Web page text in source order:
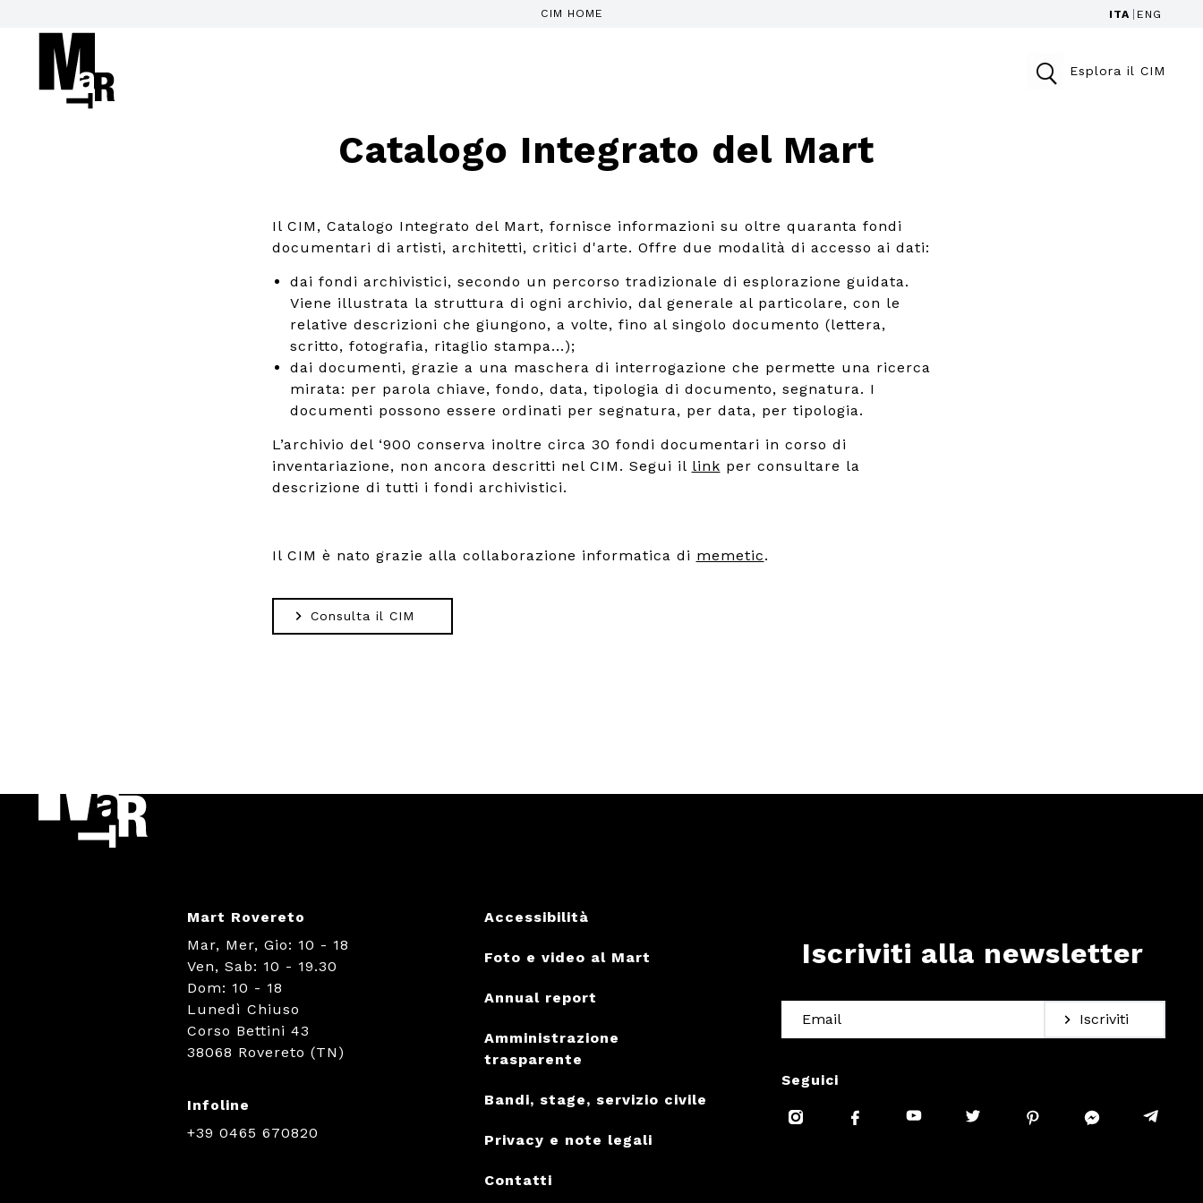
CIM HOME ITA ENG
Esplora il CIM
Catalogo Integrato del Mart
Il CIM, Catalogo Integrato del Mart, fornisce informazioni su oltre quaranta fondi
documentari di artisti, architetti, critici d'arte. Offre due modalità di accesso ai dati:
dai fondi archivistici, secondo un percorso tradizionale di esplorazione guidata.
Viene illustrata la struttura di ogni archivio, dal generale al particolare, con le
relative descrizioni che giungono, a volte, fino al singolo documento (lettera,
scritto, fotografia, ritaglio stampa...);
dai documenti, grazie a una maschera di interrogazione che permette una ricerca
mirata: per parola chiave, fondo, data, tipologia di documento, segnatura. I
documenti possono essere ordinati per segnatura, per data, per tipologia.
L’archivio del ‘900 conserva inoltre circa 30 fondi documentari in corso di
inventariazione, non ancora descritti nel CIM. Segui il link per consultare la
descrizione di tutti i fondi archivistici.
Il CIM è nato grazie alla collaborazione informatica di memetic.
Consulta il CIM
Mart Rovereto
Mar, Mer, Gio: 10 - 18
Ven, Sab: 10 - 19.30
Dom: 10 - 18
Lunedì Chiuso
Corso Bettini 43
38068 Rovereto (TN)
Infoline
+39 0465 670820
Accessibilità
Foto e video al Mart
Annual report
Amministrazione
trasparente
Bandi, stage, servizio civile
Privacy e note legali
Contatti
Iscriviti alla newsletter
Iscriviti
Seguici